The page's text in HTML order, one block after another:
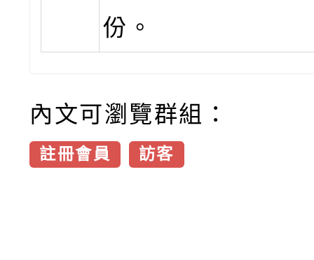
份。
內文可瀏覽群組：
註冊會員 訪客